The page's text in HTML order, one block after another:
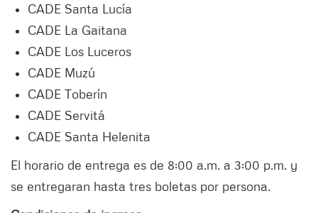
CADE Santa Lucía
CADE La Gaitana
CADE Los Luceros
CADE Muzú
CADE Toberín
CADE Servitá
CADE Santa Helenita
El horario de entrega es de 8:00 a.m. a 3:00 p.m. y
se entregaran hasta tres boletas por persona.